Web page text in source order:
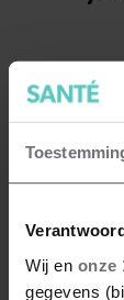
Wij en onze
gegevens